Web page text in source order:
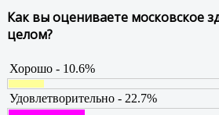
Как вы оцениваете московское
целом?
Хорошо - 10.6%
Удовлетворительно - 22.7%